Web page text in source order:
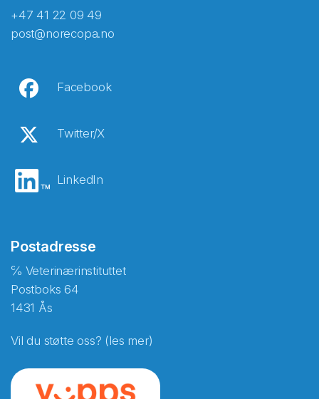
+47 41 22 09 49
post@norecopa.no
Facebook
Twitter/X
LinkedIn
Postadresse
℅ Veterinærinstituttet
Postboks 64
1431 Ås
Vil du støtte oss? (les mer)